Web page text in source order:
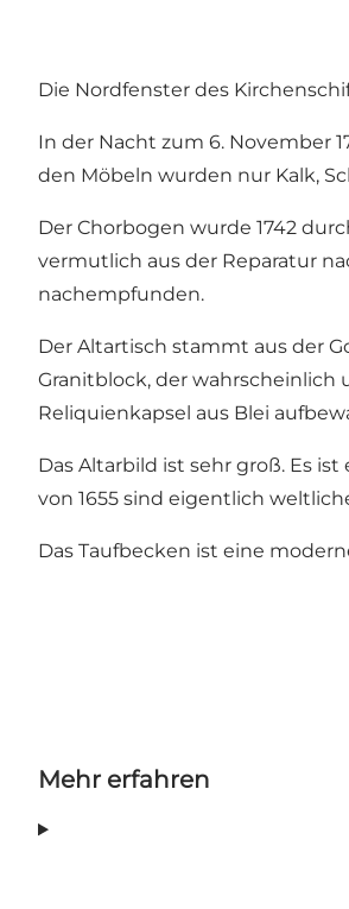
Die Nordfenster des
In der Nacht zum 6. November
den Möbeln wurden nur Kalk,
Der Chorbogen wurde 1742
vermutlich aus der Reparatur
nachempfunden.
Der Altartisch stammt aus der
Granitblock, der wahrscheinlich
Reliquienkapsel aus Blei
Das Altarbild ist sehr groß. Es
von 1655 sind eigentlich
Das Taufbecken ist eine
Mehr erfahren